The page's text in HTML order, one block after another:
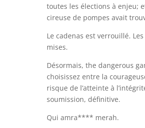
toutes les élections à enjeu;
cireuse de pompes avait
Le cadenas est verrouillé.
mises.
Désormais, the dangerous
choisissez entre la
risque de l’atteinte à
soumission, définitive.
Qui amra**** merah.